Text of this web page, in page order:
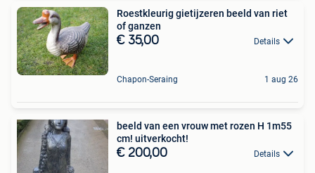
Roestkleurig gietijzeren beeld van riet
of ganzen
€ 35,00 Details
Chapon-Seraing 1 aug 26
beeld van een vrouw met rozen H 1m55
cm! uitverkocht!
€ 200,00 Details